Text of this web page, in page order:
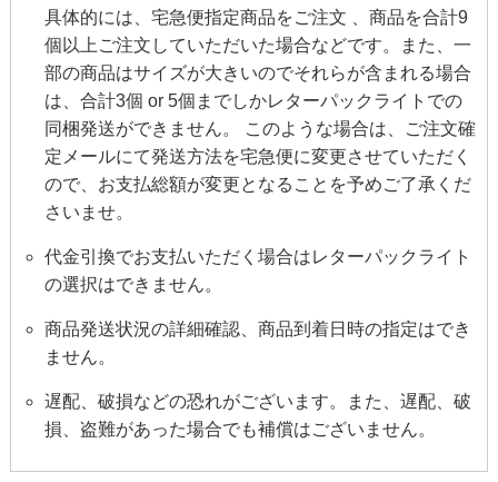
具体的には、宅急便指定商品をご注文 、商品を合計9
個以上ご注文していただいた場合などです。また、一
部の商品はサイズが大きいのでそれらが含まれる場合
は、合計3個 or 5個までしかレターパックライトでの
同梱発送ができません。 このような場合は、ご注文確
定メールにて発送方法を宅急便に変更させていただく
ので、お支払総額が変更となることを予めご了承くだ
さいませ。
代金引換でお支払いただく場合はレターパックライト
の選択はできません。
商品発送状況の詳細確認、商品到着日時の指定はでき
ません。
遅配、破損などの恐れがございます。また、遅配、破
損、盗難があった場合でも補償はございません。